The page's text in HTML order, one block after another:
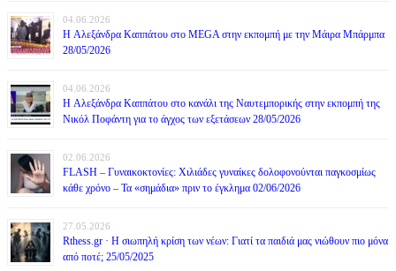
04.06.2026
H Αλεξάνδρα Καππάτου στο MEGA στην εκπομπή με την Μάιρα Mπάρμπα
28/05/2026
04.06.2026
H Αλεξάνδρα Καππάτου στο κανάλι της Ναυτεμπορικής στην εκπομπή της
Νικόλ Ποφάντη για το άγχος των εξετάσεων 28/05/2026
02.06.2026
FLASH – Γυναικοκτονίες: Χιλιάδες γυναίκες δολοφονούνται παγκοσμίως
κάθε χρόνο – Τα «σημάδια» πριν το έγκλημα 02/06/2026
27.05.2026
Rthess.gr · Η σιωπηλή κρίση των νέων: Γιατί τα παιδιά μας νιώθουν πιο μόνα
από ποτέ; 25/05/2025